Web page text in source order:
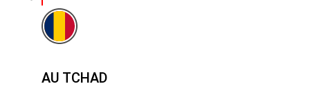
AU TCHAD